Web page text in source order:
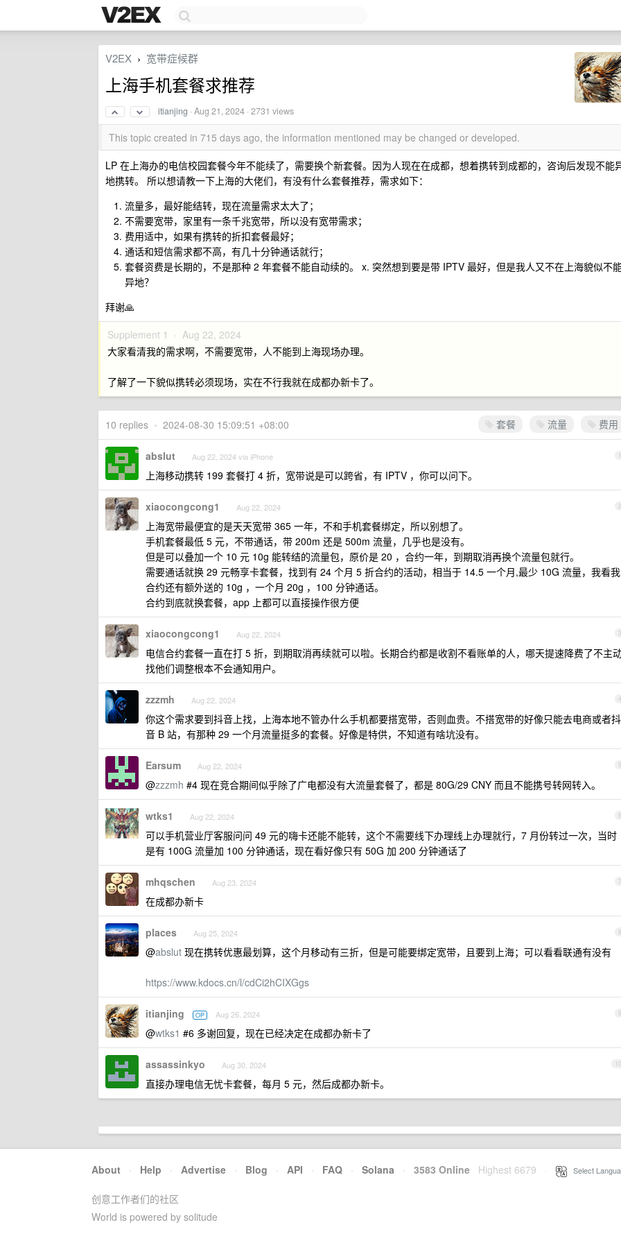
V2EX › 宽带症候群
上海手机套餐求推荐
itianjing ·Aug 21, 2024 · 2731 views
This topic created in 715 days ago, the information mentioned may be changed or developed.
LP 在上海办的电信校园套餐今年不能续了，需要换个新套餐。因为人现在在成都，想着携转到成都的，咨询后发现不能
地携转。 所以想请教一下上海的大佬们，有没有什么套餐推荐，需求如下：
流量多，最好能结转，现在流量需求太大了；
不需要宽带，家里有一条千兆宽带，所以没有宽带需求；
费用适中，如果有携转的折扣套餐最好；
通话和短信需求都不高，有几十分钟通话就行；
套餐资费是长期的，不是那种 2 年套餐不能自动续的。 x. 突然想到要是带 IPTV 最好，但是我人又不在上海貌似不
异地？
拜谢🙏
Supplement 1 · Aug 22, 2024
大家看清我的需求啊，不需要宽带，人不能到上海现场办理。
了解了一下貌似携转必须现场，实在不行我就在成都办新卡了。
套餐 流量 费用
10 replies • 2024-08-30 15:09:51 +08:00
1
abslut Aug 22, 2024 via iPhone
上海移动携转 199 套餐打 4 折，宽带说是可以跨省，有 IPTV ，你可以问下。
2
xiaocongcong1 Aug 22, 2024
上海宽带最便宜的是天天宽带 365 一年，不和手机套餐绑定，所以别想了。
手机套餐最低 5 元，不带通话，带 200m 还是 500m 流量，几乎也是没有。
但是可以叠加一个 10 元 10g 能转结的流量包，原价是 20 ，合约一年，到期取消再换个流量包就行。
需要通话就换 29 元畅享卡套餐，找到有 24 个月 5 折合约的活动，相当于 14.5 一个月,最少 10G 流量，我看我
合约还有额外送的 10g ，一个月 20g ，100 分钟通话。
合约到底就换套餐，app 上都可以直接操作很方便
3
xiaocongcong1 Aug 22, 2024
电信合约套餐一直在打 5 折，到期取消再续就可以啦。长期合约都是收割不看账单的人，哪天提速降费了不主
找他们调整根本不会通知用户。
4
zzzmh Aug 22, 2024
你这个需求要到抖音上找，上海本地不管办什么手机都要搭宽带，否则血贵。不搭宽带的好像只能去电商或者抖
音 B 站，有那种 29 一个月流量挺多的套餐。好像是特供，不知道有啥坑没有。
5
Earsum Aug 22, 2024
@zzzmh #4 现在竞合期间似乎除了广电都没有大流量套餐了，都是 80G/29 CNY 而且不能携号转网转入。
6
wtks1 Aug 22, 2024
可以手机营业厅客服问问 49 元的嗨卡还能不能转，这个不需要线下办理线上办理就行，7 月份转过一次，当时
是有 100G 流量加 100 分钟通话，现在看好像只有 50G 加 200 分钟通话了
7
mhqschen Aug 23, 2024
在成都办新卡
8
places Aug 25, 2024
@abslut 现在携转优惠最划算，这个月移动有三折，但是可能要绑定宽带，且要到上海；可以看看联通有没有
https://www.kdocs.cn/l/cdCi2hCIXGgs
9
itianjing OP Aug 26, 2024
@wtks1 #6 多谢回复，现在已经决定在成都办新卡了
10
assassinkyo Aug 30, 2024
直接办理电信无忧卡套餐，每月 5 元，然后成都办新卡。
About · Help · Advertise · Blog · API · FAQ · Solana · 3583 Online Highest 6679 Select
创意工作者们的社区
World is powered by solitude